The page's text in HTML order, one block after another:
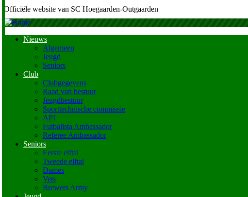
Officiële website van SC Hoegaarden-Outgaarden
navigation
Nieuws
Algemeen
Jeugd
Seniors
Club
Clubgegevens
Raad van bestuur
Jeugdbestuur
Sporttechnische commissie
API
Futbalista Ambassador
Referee Ambassador
Seniors
Eerste elftal
Tweede elftal
Dames
Vets
Brewers Army